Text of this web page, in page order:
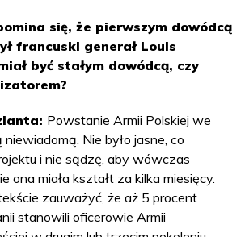
się, że pierwszym dowódcą
francuski generał Louis
być stałym dowódcą, czy
Powstanie Armii Polskiej we
niewiadomą. Nie było jasne, co
i nie sądzę, aby wówczas
ona miała kształt za kilka miesięcy.
zauważyć, że aż 5 procent
stanowili oficerowie Armii